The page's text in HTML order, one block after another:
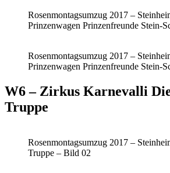
Rosenmontagsumzug 2017 –
Prinzenwagen Prinzenfreunde Stein-
Rosenmontagsumzug 2017 –
Prinzenwagen Prinzenfreunde Stein-
W6 – Zirkus Karnevalli
Truppe
Rosenmontagsumzug 2017 –
Truppe – Bild 02